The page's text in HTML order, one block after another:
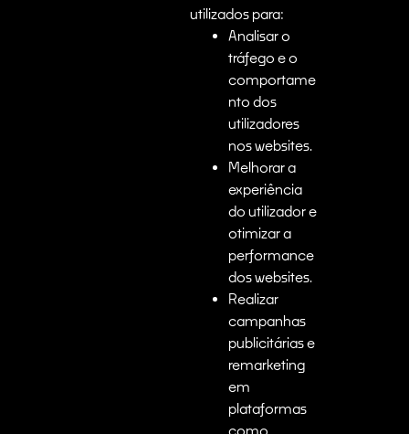
utilizados para:
Analisar o
tráfego e o
comportame
nto dos
utilizadores
nos websites.
Melhorar a
experiência
do utilizador e
otimizar a
performance
dos websites.
Realizar
campanhas
publicitárias e
remarketing
em
plataformas
como